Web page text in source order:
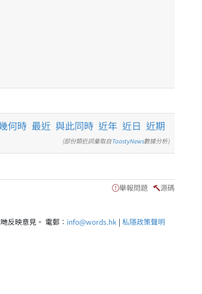
何時 最近 與此同時 近年 近日 近期
(部份類近詞彙取自ToastyNews數據分析)
舉報問題 源碼
反映意見。 電郵： info@words.hk | 私隱政策聲明